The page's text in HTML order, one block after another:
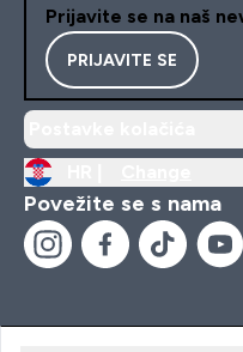
Prijavite se na naš
PRIJAVITE SE
Povežite se s nama